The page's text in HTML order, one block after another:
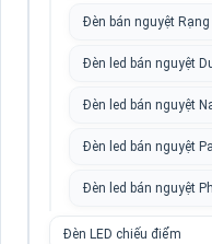
Đèn bán nguyệt
Đèn led bán nguyệt
Đèn led bán nguyệt
Đèn led bán nguyệt
Đèn led bán nguyệt
Đèn LED chiếu điểm